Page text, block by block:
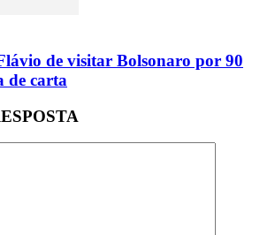
de visitar Bolsonaro por 90
de carta